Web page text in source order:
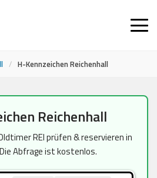
/ H-Kennzeichen Reichenhall
Reichenhall
REI prüfen & reservieren in
Abfrage ist kostenlos.